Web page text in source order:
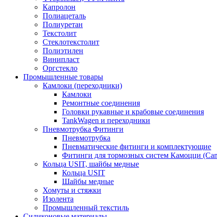
Капролон
Полиацеталь
Полиуретан
Текстолит
Стеклотекстолит
Полиэтилен
Винипласт
Оргстекло
Промышленные товары
Камлоки (переходники)
Камлоки
Ремонтные соединения
Головки рукавные и крабовые соединения
TankWagen и переходники
Пневмотрубка Фитинги
Пневмотрубка
Пневматические фитинги и комплектующие
Фитинги для тормозных систем Камоцци
Кольца USIT, шайбы медные
Кольца USIT
Шайбы медные
Хомуты и стяжки
Изолента
Промышленный текстиль